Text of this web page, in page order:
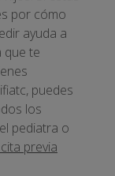
por cómo
ayuda a
que te
puedes
los
pediatra o
previa